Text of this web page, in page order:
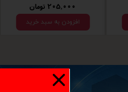
۲۰۵,۰۰۰ تومان
افزودن به سبد خرید